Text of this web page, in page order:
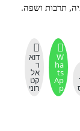
תרבות ושפה.
W
ha
ts
Ap
p
דוא
ר
אל
קט
רוני